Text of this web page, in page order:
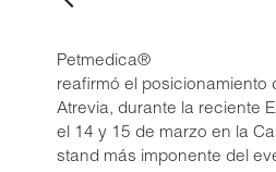
Marboxi-Tabs® 100
Marboxi-Tabs® 50
Marboxi-Tabs® 25
Petmedica es una
división de Agrovet
Petmedica®
reafirmó el posicionamiento
Atrevia, durante la reciente
el 14 y 15 de marzo en la
stand más imponente del